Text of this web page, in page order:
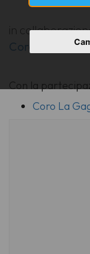
in
Coro Castel
Con la
Coro La